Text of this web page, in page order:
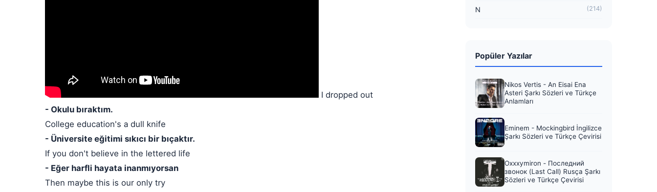
I dropped out
- Okulu bıraktım.
College education's a dull knife
- Üniversite eğitimi sıkıcı bir bıçaktır.
If you don't believe in the lettered life
- Eğer harfli hayata inanmıyorsan
Then maybe this is our only try
N (214)
Popüler Yazılar
Nikos Vertis - An Eisai Ena
Asteri Şarkı Sözleri ve Türkçe
Anlamları
Eminem - Mockingbird İngilizce
Şarkı Sözleri ve Türkçe Çevirisi
Oxxxymiron - Последний
звонок (Last Call) Rusça Şarkı
Sözleri ve Türkçe Çevirisi